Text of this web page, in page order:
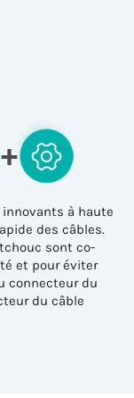
à haute
des câbles.
sont co-
et pour éviter
connecteur du
du câble